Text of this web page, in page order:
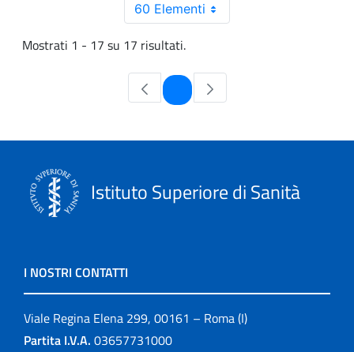
60 Elementi
Mostrati 1 - 17 su 17 risultati.
Pagina
Istituto Superiore di Sanità
I NOSTRI CONTATTI
Viale Regina Elena 299, 00161 – Roma (I)
Partita I.V.A. 03657731000